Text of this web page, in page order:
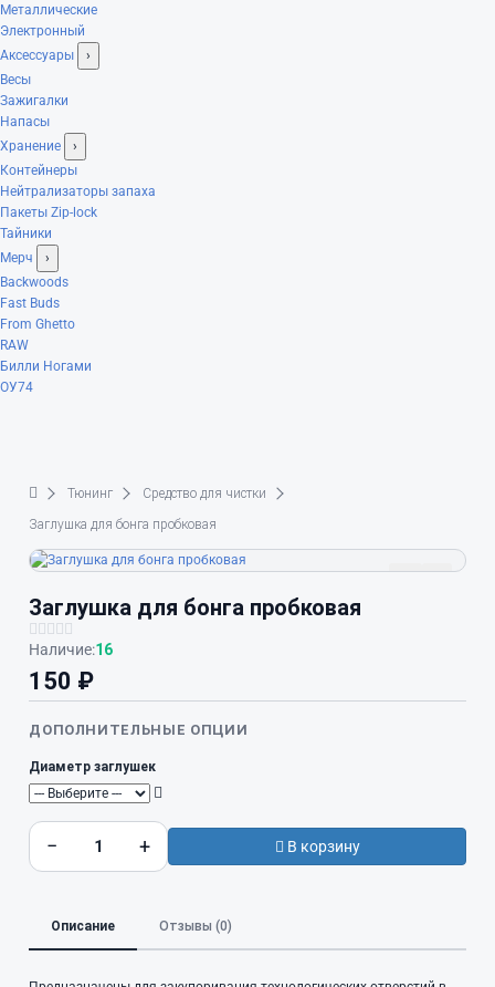
Металлические
Электронный
Аксессуары
›
Весы
Зажигалки
Напасы
Хранение
›
Контейнеры
Нейтрализаторы запаха
Пакеты Zip-lock
Тайники
Мерч
›
Backwoods
Fast Buds
From Ghetto
RAW
Билли Ногами
ОУ74
Тюнинг
Средство для чистки
Заглушка для бонга пробковая
Заглушка для бонга пробковая
Наличие:16
150 ₽
ДОПОЛНИТЕЛЬНЫЕ ОПЦИИ
Диаметр заглушек
− + В корзину
Описание Отзывы (0)